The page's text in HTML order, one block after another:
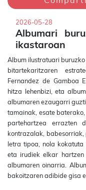
2026-05-28
Albumari
ikastaroan
Album ilustratuari
bitartekaritzaren
Fernandez de Gamboa
hitza lehenbizi, eta
albumaren ezaugarri
tamainak, esate
partehartzea errazten
kontrazalak,
letra tipoa, nola kokatuta
eta irudiek elkar
albumaren oinarria.
bakoitzaren adibide gisa